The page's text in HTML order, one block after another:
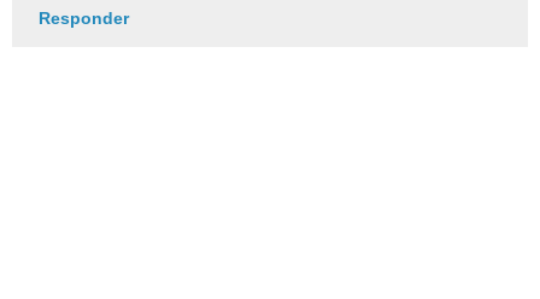
Responder